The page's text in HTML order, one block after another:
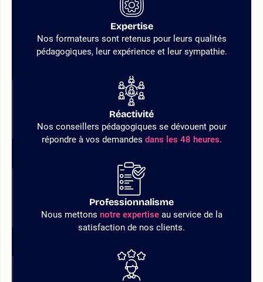
Expertise
Nos formateurs sont retenus pour leurs qualités
pédagogiques, leur expérience et leur sympathie.
Réactivité
Nos conseillers pédagogiques se dévouent pour
répondre à vos demandes dans les 48 heures.
Professionnalisme
Nous mettons notre expertiseau service de la
satisfaction de nos clients.